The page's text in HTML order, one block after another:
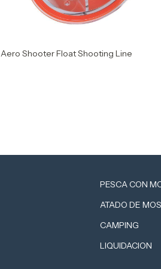
Aero Shooter Float Shooting Line
PESCA CON
ATADO DE
CAMPING
LIQUIDACION